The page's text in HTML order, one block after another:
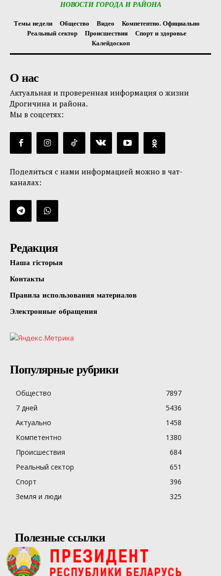
НОВОСТИ ГОРОДА И РАЙОНА
Темы недели Общество Видео
Компетентно. Официально
Реальный сектор
Происшествия
Спорт и здоровье
Калейдоскоп
О нас
Актуальная и проверенная информация о жизни
Дрогичина и района.
Мы в соцсетях:
Поделиться с нами информацией можно в чат-
каналах:
Редакция
Наша гісторыя
Контакты
Правила использования материалов
Электронные обращения
Популярные рубрики
Общество
7897
7 дней
5436
Актуально
1458
Компетентно
1380
Происшествия
684
Реальный сектор
651
Спорт
396
Земля и люди
325
Полезные ссылки